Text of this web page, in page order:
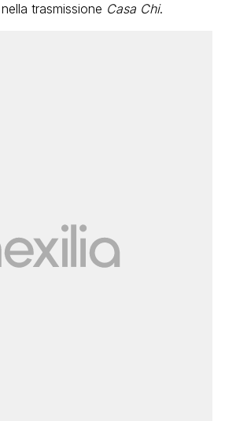
trasmissione Casa Chi.